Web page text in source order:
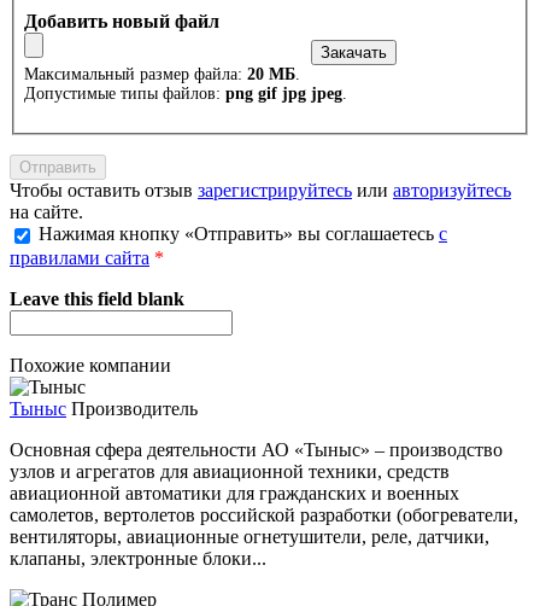
Добавить новый файл
Максимальный размер файла: 20 МБ
Допустимые типы файлов: png gif jpg jpeg
Чтобы оставить отзыв зарегистрируйтесь или авторизуйтесь
на сайте.
Нажимая кнопку «Отправить» вы соглашаетесь с
правилами сайта *
Leave this field blank
Похожие компании
Тыныс Производитель
Основная сфера деятельности АО «Тыныс» – производство
узлов и агрегатов для авиационной техники, средств
авиационной автоматики для гражданских и военных
самолетов, вертолетов российской разработки (обогреватели,
вентиляторы, авиационные огнетушители, реле, датчики,
клапаны, электронные блоки...